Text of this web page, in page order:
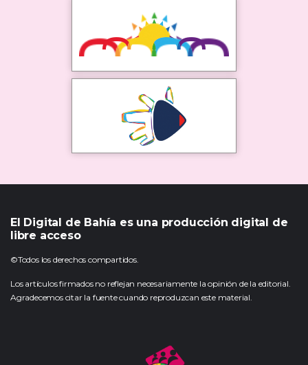
El Digital de Bahía es una producción digital de
libre acceso
©Todos los derechos compartidos.
Los artículos firmados no reflejan necesariamente la opinión de la editorial.
Agradecemos citar la fuente cuando reproduzcan este material.